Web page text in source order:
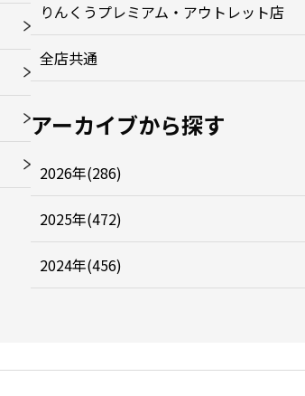
りんくうプレミアム・アウトレット店
全店共通
アーカイブから探す
2026年(286)
2025年(472)
2024年(456)